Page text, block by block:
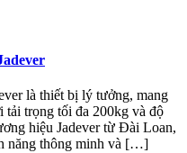
là thiết bị lý tưởng, mang
tải trọng tối đa 200kg và độ
hiệu Jadever từ Đài Loan,
năng thông minh và […]